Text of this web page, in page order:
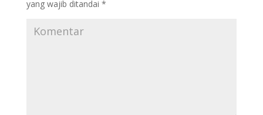
yang wajib ditandai *